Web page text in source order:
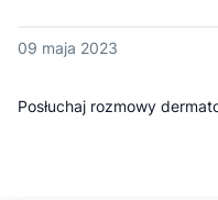
09 maja 2023
Posłuchaj rozmowy